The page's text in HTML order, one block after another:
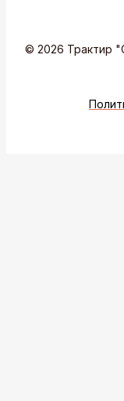
© 2026 Трактир